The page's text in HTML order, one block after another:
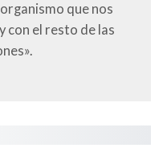
que nos
con el resto de las